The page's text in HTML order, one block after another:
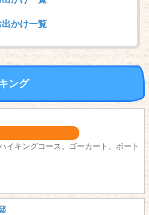
かけ一覧
ング
イキングコース。ゴーカート、ボート